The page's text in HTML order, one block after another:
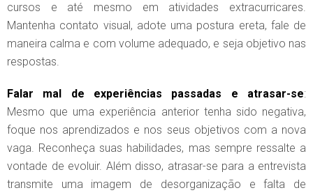
cursos e até mesmo em atividades extracurricares.
Mantenha contato visual, adote uma postura ereta, fale de
maneira calma e com volume adequado, e seja objetivo nas
respostas.
Falar mal de experiências passadas e atrasar-se:
Mesmo que uma experiência anterior tenha sido negativa,
foque nos aprendizados e nos seus objetivos com a nova
vaga. Reconheça suas habilidades, mas sempre ressalte a
vontade de evoluir. Além disso, atrasar-se para a entrevista
transmite uma imagem de desorganização e falta de